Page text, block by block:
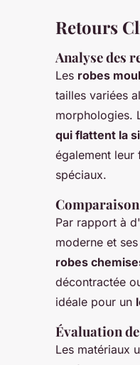
Retours
Analyse des
Les robes
tailles variées
morphologies.
qui flattent la
également leur
spéciaux.
Par rapport à
moderne et
robes
décontractée
idéale pour un
Évaluation
Les matériaux